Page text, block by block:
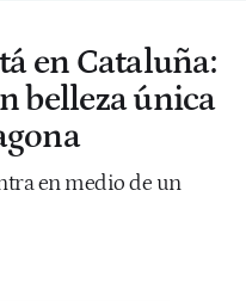
en Cataluña:
belleza única
en medio de un